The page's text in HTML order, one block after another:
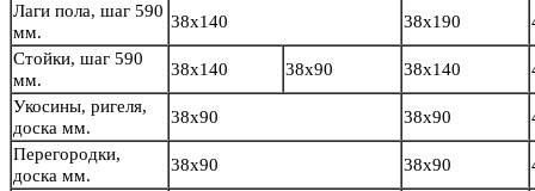
Лаги пола, шаг 590
мм.
38х140 38х190
Стойки, шаг 590
мм.
38х140 38х90 38х140
Укосины, ригеля,
доска мм.
38х90 38х90
Перегородки,
доска мм.
38х90 38х90